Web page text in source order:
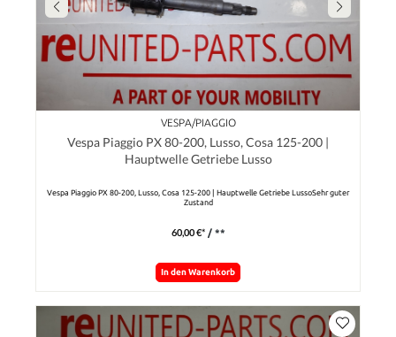
VESPA/PIAGGIO
Vespa Piaggio PX 80-200, Lusso, Cosa 125-200 |
Hauptwelle Getriebe Lusso
Vespa Piaggio PX 80-200, Lusso, Cosa 125-200 | Hauptwelle Getriebe LussoSehr guter
Zustand
60,00 €* / **
In den Warenkorb